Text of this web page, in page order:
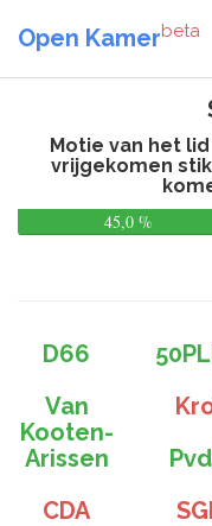
Open Kamerbeta
Motie van het
vrijgekomen
45,0 %
D66
Van
Kooten-
Arissen
CDA